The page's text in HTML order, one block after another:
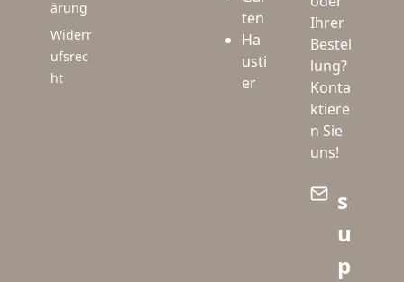
ärung
Widerr
ufsrec
ht
ten
Ha
usti
er
Ihrer
Bestel
lung?
Konta
ktiere
n Sie
uns!
s
u
p